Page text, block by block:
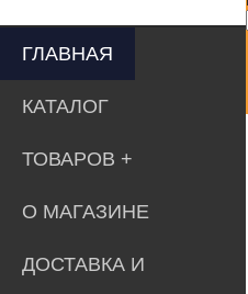
ГЛАВНАЯ
КАТАЛОГ
ТОВАРОВ
О МАГАЗИНЕ
ДОСТАВКА И